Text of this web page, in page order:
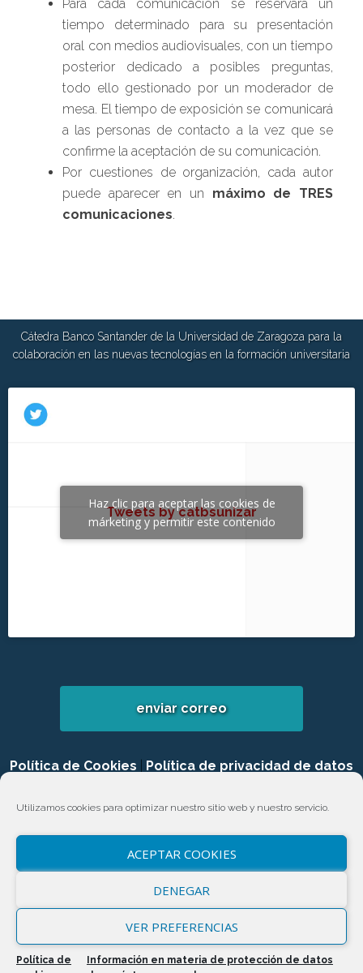
Utilizamos cookies para optimizar nuestro sitio web y nuestro servicio.
ACEPTAR COOKIES
DENEGAR
VER PREFERENCIAS
Política de
Información en materia de protección de datos
Para cada comunicación se reservará un
tiempo determinado para su presentación
oral con medios audiovisuales, con un tiempo
posterior dedicado a posibles preguntas,
todo ello gestionado por un moderador de
mesa. El tiempo de exposición se comunicará
a las personas de contacto a la vez que se
confirme la aceptación de su comunicación.
Por cuestiones de organización, cada autor
puede aparecer en un máximo de TRES
comunicaciones.
Cátedra Banco Santander de la Universidad de Zaragoza para la
colaboración en las nuevas tecnologías en la formación universitaria
Tweets by catbsunizar
Haz clic para aceptar las cookies de
márketing y permitir este contenido
enviar correo
Política de Cookies
Política de privacidad de datos